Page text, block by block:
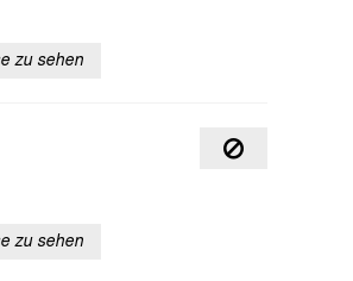
zu sehen
zu sehen